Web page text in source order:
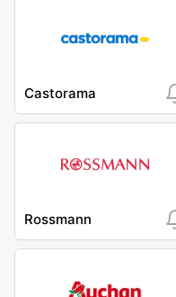
Castorama
Rossmann